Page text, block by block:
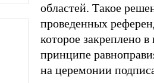
областей. Такое
проведенных
которое закреплено
принципе
на церемонии